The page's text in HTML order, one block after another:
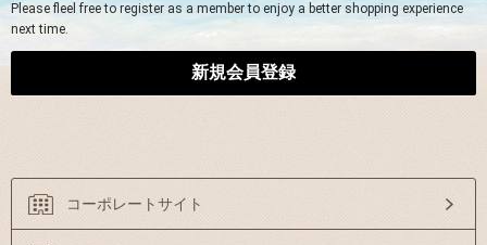
Please fleel free to register as a member to enjoy a better shopping experience
next time.
コーポレートサイト